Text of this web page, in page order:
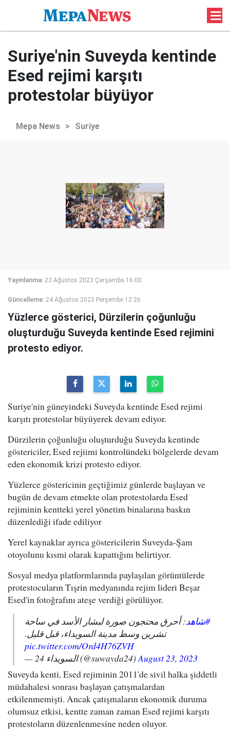
Suriye'nin Suveyda kentinde
Esed rejimi karşıtı
protestolar büyüyor
Mepa News > Suriye
Yayınlanma: 23 Ağustos 2023 Çarşamba 16:00
Güncelleme: 24 Ağustos 2023 Perşembe 12:26
Yüzlerce gösterici, Dürzilerin çoğunluğu
oluşturduğu Suveyda kentinde Esed rejimini
protesto ediyor.
Suriye'nin güneyindeki Suveyda kentinde Esed rejimi
karşıtı protestolar büyüyerek devam ediyor.
Dürzilerin çoğunluğu oluşturduğu Suveyda kentinde
göstericiler, Esed rejiimi kontrolündeki bölgelerde devam
eden ekonomik krizi protesto ediyor.
Yüzlerce göstericinin geçtiğimiz günlerde başlayan ve
bugün de devam etmekte olan protestolarda Esed
rejiminin kentteki yerel yönetim binalarına baskın
düzenlediği ifade ediliyor
Yerel kaynaklar ayrıca göstericilerin Suveyda-Şam
otoyolunu kısmi olarak kapattığını belirtiyor.
Sosyal medya platformlarında paylaşılan görüntülerde
protestocuların Tışrin medyanında rejim lideri Beşar
Esed'in fotoğrafını ateşe verdiği görülüyor.
#شاهد: أحرق محتجون صورة لبشار الأسد في ساحة
تشرين وسط مدينة السويداء، قبل قليل.
pic.twitter.com/Ord4H76ZVH
— السويداء 24 (@suwayda24)August 23, 2023
Suveyda kenti, Esed rejiminin 2011'de sivil halka şiddetli
müdahalesi sonrası başlayan çatışmalardan
etkilenmemişti. Ancak çatışmaların ekonomik duruma
olumsuz etkisi, kentte zaman zaman Esed rejimi karşıtı
protestoların düzenlenmesine neden oluyor.